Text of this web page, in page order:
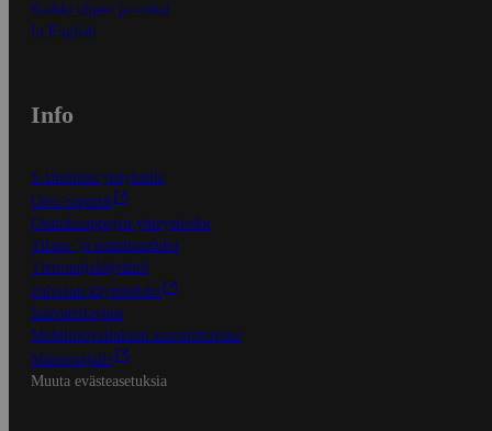
Kaikki ohjeet ja vinkit
In English
Info
S-Business yrityksille
Oiva-raportit
Osuuskauppojen yhteystiedot
Tilaus- ja toimitusehdot
Tietosuojakäytäntö
Palvelun käyttöehdot
Saavutettavuus
Mobiilisovelluksen saavutettavuus
Mainostajalle
Muuta evästeasetuksia